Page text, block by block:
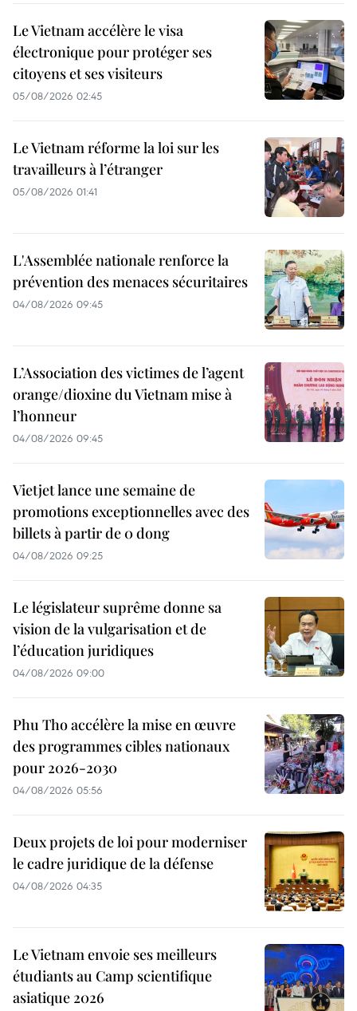
Le Vietnam accélère le visa
électronique pour protéger ses
citoyens et ses visiteurs
05/08/2026 02:45
Le Vietnam réforme la loi sur les
travailleurs à l’étranger
05/08/2026 01:41
L'Assemblée nationale renforce la
prévention des menaces sécuritaires
04/08/2026 09:45
L’Association des victimes de l’agent
orange/dioxine du Vietnam mise à
l’honneur
04/08/2026 09:45
Vietjet lance une semaine de
promotions exceptionnelles avec des
billets à partir de 0 dong
04/08/2026 09:25
Le législateur suprême donne sa
vision de la vulgarisation et de
l’éducation juridiques
04/08/2026 09:00
Phu Tho accélère la mise en œuvre
des programmes cibles nationaux
pour 2026-2030
04/08/2026 05:56
Deux projets de loi pour moderniser
le cadre juridique de la défense
04/08/2026 04:35
Le Vietnam envoie ses meilleurs
étudiants au Camp scientifique
asiatique 2026